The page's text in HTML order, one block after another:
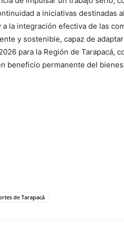
a iniciativas destinadas
la integración efectiva de las
y sostenible, capaz de
para la Región de Tarapacá,
beneficio permanente del
de Tarapacá